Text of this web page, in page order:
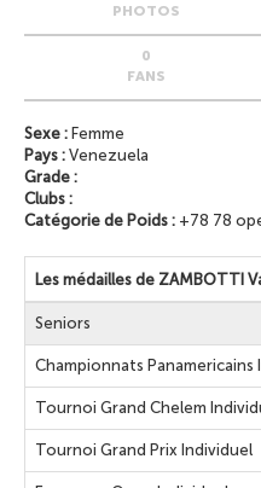
PHOTOS
0
FANS
Sexe : Femme
Pays : Venezuela
Grade :
Clubs :
Catégorie de Poids : +78 78
Les médailles de ZAMBOTTI
Seniors
Championnats Panamericains
Tournoi Grand Chelem
Tournoi Grand Prix Individuel